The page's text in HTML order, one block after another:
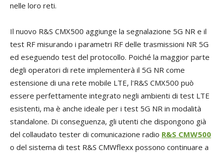
nelle loro reti.
Il nuovo R&S CMX500 aggiunge la segnalazione 5G NR e il
test RF misurando i parametri RF delle trasmissioni NR 5G
ed eseguendo test del protocollo. Poiché la maggior parte
degli operatori di rete implementerà il 5G NR come
estensione di una rete mobile LTE, l'R&S CMX500 può
essere perfettamente integrato negli ambienti di test LTE
esistenti, ma è anche ideale per i test 5G NR in modalità
standalone. Di conseguenza, gli utenti che dispongono già
del collaudato tester di comunicazione radio R&S CMW500
o del sistema di test R&S CMWflexx possono continuare a